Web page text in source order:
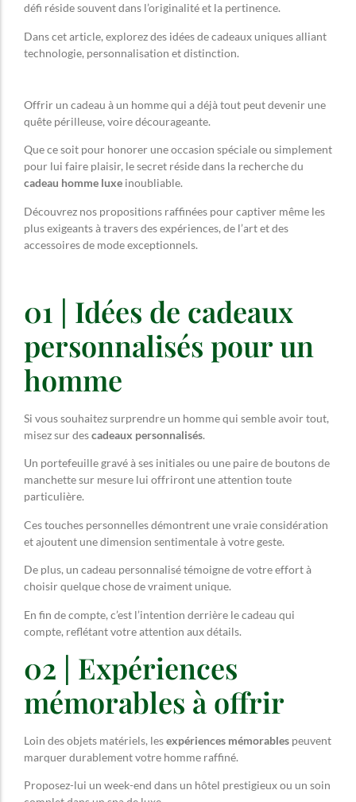
défi réside souvent dans l’originalité et la pertinence.
Dans cet article, explorez des idées de cadeaux uniques alliant
technologie, personnalisation et distinction.
Offrir un cadeau à un homme qui a déjà tout peut devenir une
quête périlleuse, voire décourageante.
Que ce soit pour honorer une occasion spéciale ou simplement
pour lui faire plaisir, le secret réside dans la recherche du
cadeau homme luxe inoubliable.
Découvrez nos propositions raffinées pour captiver même les
plus exigeants à travers des expériences, de l’art et des
accessoires de mode exceptionnels.
01 | Idées de cadeaux
personnalisés pour un
homme
Si vous souhaitez surprendre un homme qui semble avoir tout,
misez sur descadeaux personnalisés.
Un portefeuille gravé à ses initiales ou une paire de boutons de
manchette sur mesure lui offriront une attention toute
particulière.
Ces touches personnelles démontrent une vraie considération
et ajoutent une dimension sentimentale à votre geste.
De plus, un cadeau personnalisé témoigne de votre effort à
choisir quelque chose de vraiment unique.
En fin de compte, c’est l’intention derrière le cadeau qui
compte, reflétant votre attention aux détails.
02 | Expériences
mémorables à offrir
Loin des objets matériels, lesexpériences mémorables peuvent
marquer durablement votre homme raffiné.
Proposez-lui un week-end dans un hôtel prestigieux ou un soin